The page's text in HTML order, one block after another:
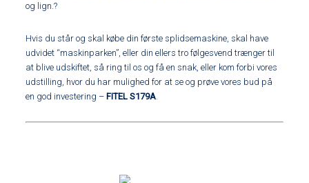
og lign.?
Hvis du står og skal købe din første splidsemaskine, skal have
udvidet “maskinparken”, eller din ellers tro følgesvend trænger til
at blive udskiftet, så ring til os og få en snak, eller kom forbi vores
udstilling, hvor du har mulighed for at se og prøve vores bud på
en god investering – FITEL S179A.